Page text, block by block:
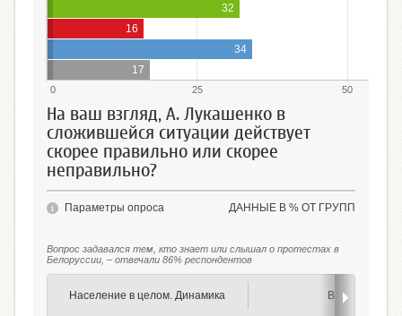
32
16
34
17
0 25 50
На ваш взгляд, А. Лукашенко в
сложившейся ситуации действует
скорее правильно или скорее
неправильно?
ДАННЫЕ В % ОТ ГРУПП
Параметры опроса
Вопрос задавался тем, кто знает или слышал о протестах в
Белоруссии, – отвечали 86% респондентов
Население в целом. Динамика Возраст